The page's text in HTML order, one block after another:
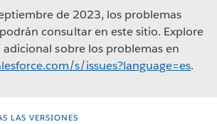
de 2023, los problemas
consultar en este sitio. Explore
sobre los problemas en
s/issues?language=es.
LAS VERSIONES